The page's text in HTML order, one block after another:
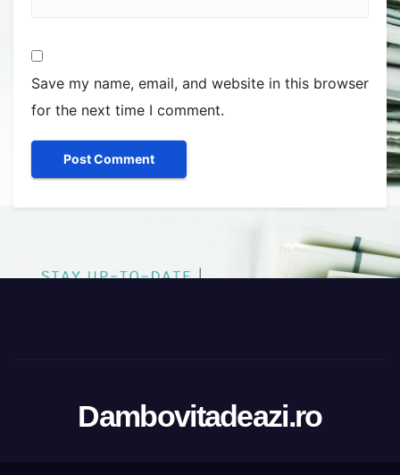
Save my name, email, and website in this browser
for the next time I comment.
Dambovitadeazi.ro